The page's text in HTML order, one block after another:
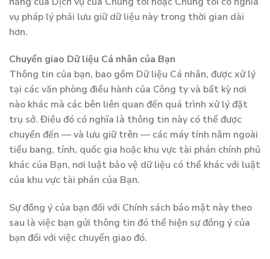
vụ pháp lý phải lưu giữ dữ liệu này trong thời gian dài
hơn.
Chuyển giao Dữ liệu Cá nhân của Bạn
Thông tin của bạn, bao gồm Dữ liệu Cá nhân, được xử lý
tại các văn phòng điều hành của Công ty và bất kỳ nơi
nào khác mà các bên liên quan đến quá trình xử lý đặt
trụ sở. Điều đó có nghĩa là thông tin này có thể được
chuyển đến — và lưu giữ trên — các máy tính nằm ngoài
tiểu bang, tỉnh, quốc gia hoặc khu vực tài phán chính phủ
khác của Bạn, nơi luật bảo vệ dữ liệu có thể khác với luật
của khu vực tài phán của Bạn.
Sự đồng ý của bạn đối với Chính sách bảo mật này theo
sau là việc bạn gửi thông tin đó thể hiện sự đồng ý của
bạn đối với việc chuyển giao đó.